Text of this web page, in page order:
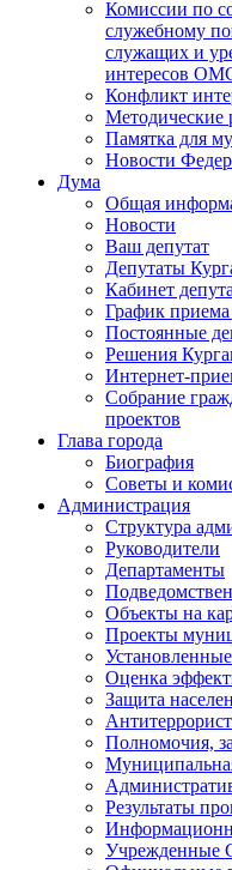
Комиссии по
служебному
служащих и
интересов
Конфликт
Методические
Памятка для
Новости
Дума
Общая
Новости
Ваш депутат
Депутаты
Кабинет
График приема
Постоянные
Решения
Интернет-
Собрание
проектов
Глава города
Биография
Советы и
Администрация
Структура
Руководители
Департаменты
Объекты на
Проекты
Оценка
Защита
Полномочия,
Результаты